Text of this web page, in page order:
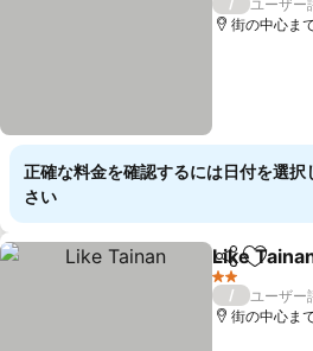
ユーザー
街の中心ま
正確な料金を確認するには日付を選択
さい
シェアお気に
Like
2 ホテルのランク
/
ユーザー
街の中心ま